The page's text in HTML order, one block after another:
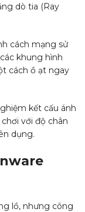
dò tia (Ray
cách mạng sử
khung hình
cách ồ ạt ngay
kết cấu ánh
với độ chân
dụng.
lồ, nhưng công